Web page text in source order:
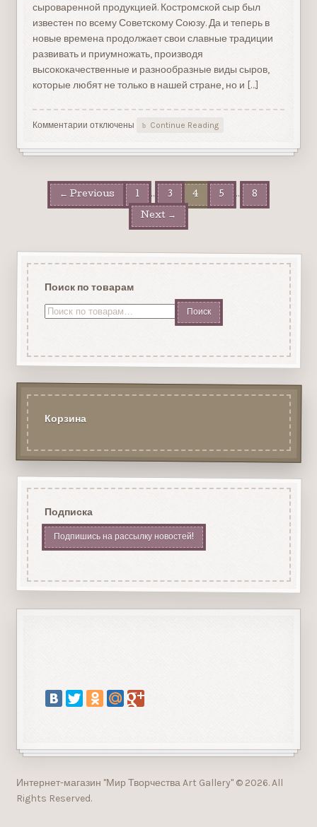
сыроваренной продукцией. Костромской сыр был
известен по всему Советскому Союзу. Да и теперь в
новые времена продолжает свои славные традиции
развивать и приумножать, производя
высококачественные и разнообразные виды сыров,
которые любят не только в нашей стране, но и […]
Комментарии к
Музей
в
Костроме
отключены Continue Reading
← Previous 1 … 3 4 5 … 8
Next →
Поиск по товарам
Искать:
Корзина
Подписка
Подпишись на рассылку новостей!
Интернет-магазин "Мир Творчества Art Gallery" © 2026. All
Rights Reserved.